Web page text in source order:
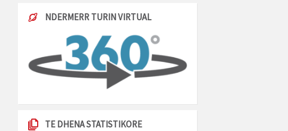
NDERMERR TURIN VIRTUAL
TE DHENA STATISTIKORE